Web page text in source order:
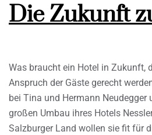
Die Zukunft
Was braucht ein Hotel in Zukunft,
Anspruch der Gäste gerecht
bei Tina und Hermann Neudegger
großen Umbau ihres Hotels
Salzburger Land wollen sie fit für